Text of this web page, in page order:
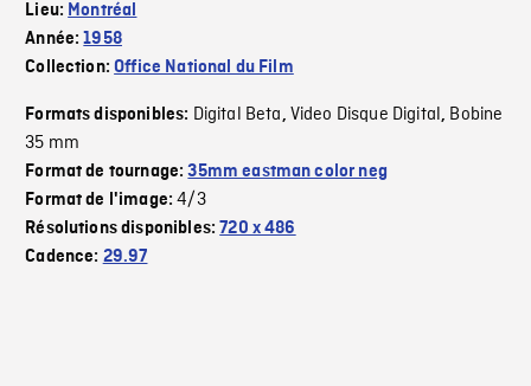
Lieu: Montréal
Année:1958
Collection:Office National du Film
Formats disponibles: Digital Beta, Video Disque Digital, Bobine
35 mm
Format de tournage:35mm eastman color neg
Format de l'image:4/3
Résolutions disponibles:720 x 486
Cadence: 29.97